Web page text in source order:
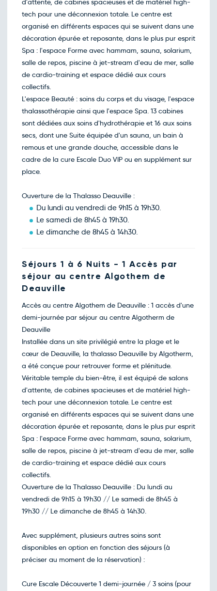
d'attente, de cabines spacieuses et de matériel high-
tech pour une déconnexion totale. Le centre est
organisé en différents espaces qui se suivent dans une
décoration épurée et reposante, dans le plus pur esprit
Spa : l'espace Forme avec hammam, sauna, solarium,
salle de repos, piscine à jet-stream d'eau de mer, salle
de cardio-training et espace dédié aux cours
collectifs.
L'espace Beauté : soins du corps et du visage, l'espace
thalassothérapie ainsi que l'espace Spa. 13 cabines
sont dédiées aux soins d'hydrothérapie et 16 aux soins
secs, dont une Suite équipée d'un sauna, un bain à
remous et une grande douche, accessible dans le
cadre de la cure Escale Duo VIP ou en supplément sur
place.
Ouverture de la Thalasso Deauville :
Du lundi au vendredi de 9h15 à 19h30.
Le samedi de 8h45 à 19h30.
Le dimanche de 8h45 à 14h30.
Séjours 1 à 6 Nuits - 1 Accès par
séjour au centre Algothem de
Deauville
Accès au centre Algothem de Deauville : 1 accès d'une
demi-journée par séjour au centre Algotherm de
Deauville
Installée dans un site privilégié entre la plage et le
cœur de Deauville, la thalasso Deauville by Algotherm,
a été conçue pour retrouver forme et plénitude.
Véritable temple du bien-être, il est équipé de salons
d'attente, de cabines spacieuses et de matériel high-
tech pour une déconnexion totale. Le centre est
organisé en différents espaces qui se suivent dans une
décoration épurée et reposante, dans le plus pur esprit
Spa : l'espace Forme avec hammam, sauna, solarium,
salle de repos, piscine à jet-stream d'eau de mer, salle
de cardio-training et espace dédié aux cours
collectifs.
Ouverture de la Thalasso Deauville : Du lundi au
vendredi de 9h15 à 19h30 // Le samedi de 8h45 à
19h30 // Le dimanche de 8h45 à 14h30.
Avec supplément, plusieurs autres soins sont
disponibles en option en fonction des séjours (à
préciser au moment de la réservation) :
Cure Escale Découverte 1 demi-journée / 3 soins (pour